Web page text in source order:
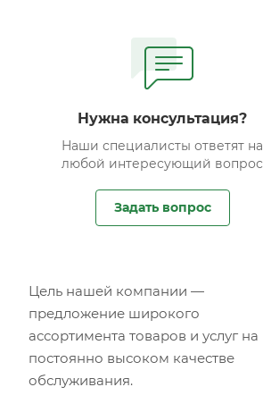
Нужна консультация?
Наши специалисты ответят на
любой интересующий вопрос
Задать вопрос
Цель нашей компании —
предложение широкого
ассортимента товаров и услуг на
постоянно высоком качестве
обслуживания.